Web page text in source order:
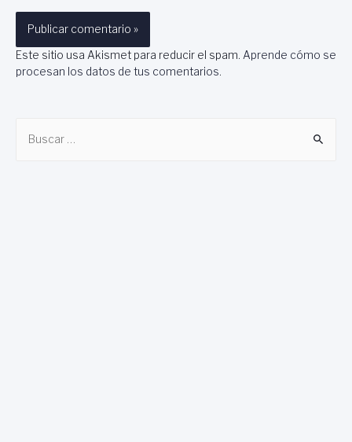
Este sitio usa Akismet para reducir el spam. Aprende cómo se
procesan los datos de tus comentarios.